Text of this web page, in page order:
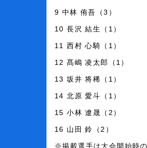
9 中林 侑吾（3）
10 長沢 結生（1）
11 西村 心騎（1）
12 髙嶋 凌太郎（1）
13 坂井 将稀（1）
14 北原 愛斗（1）
15 小林 遼晟（2）
16 山田 鈴（2）
※掲載選手は大会開始時